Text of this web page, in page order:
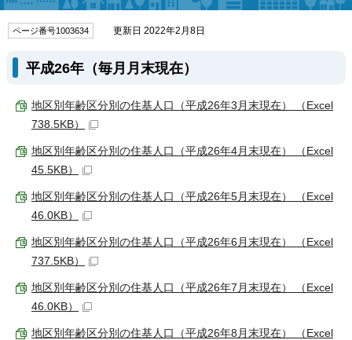
ページ番号1003634 更新日 2022年2月8日
平成26年（毎月月末現在）
地区別年齢区分別の住基人口（平成26年3月末現在） （Excel
738.5KB）
地区別年齢区分別の住基人口（平成26年4月末現在） （Excel
45.5KB）
地区別年齢区分別の住基人口（平成26年5月末現在） （Excel
46.0KB）
地区別年齢区分別の住基人口（平成26年6月末現在） （Excel
737.5KB）
地区別年齢区分別の住基人口（平成26年7月末現在） （Excel
46.0KB）
地区別年齢区分別の住基人口（平成26年8月末現在） （Excel